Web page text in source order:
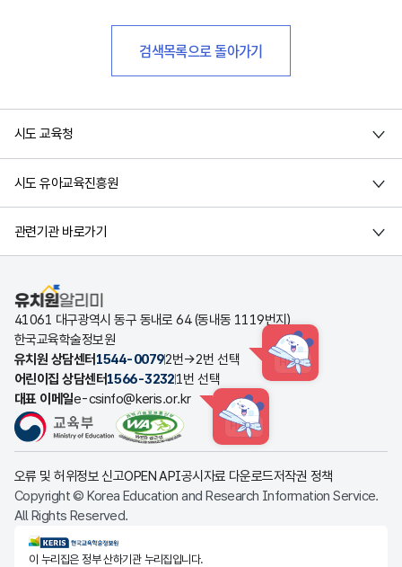
검색목록으로 돌아가기
시도 교육청
시도 유아교육진흥원
관련기관 바로가기
유치원알리미
41061 대구광역시 동구 동내로 64 (동내동 1119번지)
한국교육학술정보원
유치원 상담센터 1544-00792번→2번 선택 HINT
어린이집 상담센터1566-32321번 선택
대표 이메일e-csinfo@keris.or.kr
HINT
오류 및 허위정보 신고OPEN API공시자료 다운로드저작권 정책
Copyright © Korea Education and Research Information Service.
All Rights Reserved.
KERIS한국교육학술정보원
이 누리집은 정부 산하기관 누리집입니다.